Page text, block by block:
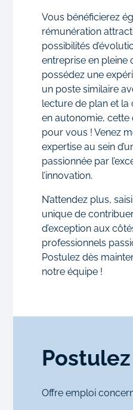
Vous bénéficierez
rémunération
possibilités
entreprise en pleine
possédez une
un poste similaire
lecture de plan et
en autonomie,
pour vous ! Venez
expertise au sein
passionnée par
l’innovation.
N’attendez plus,
unique de
d’exception aux
professionnels
Postulez dès
notre équipe !
Postulez
Je
Offre emploi